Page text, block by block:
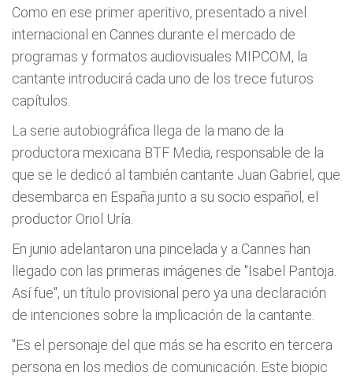
Como en ese primer aperitivo, presentado a nivel
internacional en Cannes durante el mercado de
programas y formatos audiovisuales MIPCOM, la
cantante introducirá cada uno de los trece futuros
capítulos.
La serie autobiográfica llega de la mano de la
productora mexicana BTF Media, responsable de la
que se le dedicó al también cantante Juan Gabriel, que
desembarca en España junto a su socio español, el
productor Oriol Uría.
En junio adelantaron una pincelada y a Cannes han
llegado con las primeras imágenes de "Isabel Pantoja.
Así fue", un título provisional pero ya una declaración
de intenciones sobre la implicación de la cantante.
"Es el personaje del que más se ha escrito en tercera
persona en los medios de comunicación. Este biopic